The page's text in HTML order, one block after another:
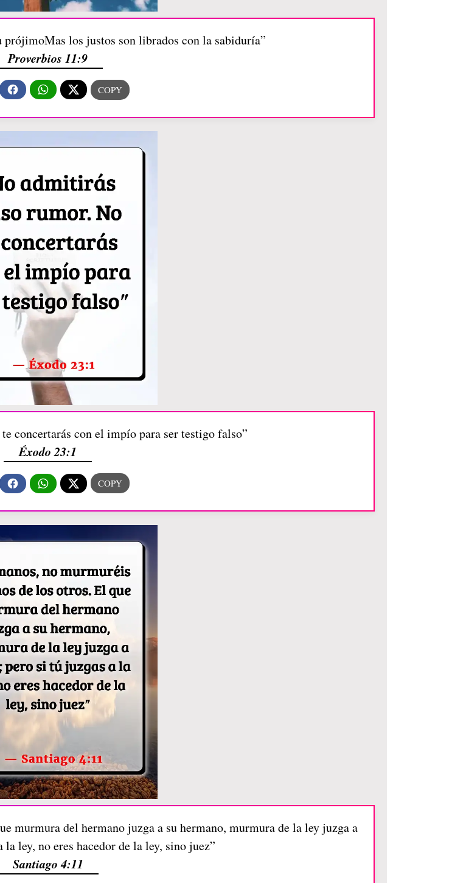
prójimoMas los justos son librados con la sabiduría”
Proverbios 11:9
concertarás con el impío para ser testigo falso”
Éxodo 23:1
murmura del hermano juzga a su hermano, murmura de la ley juzga a
ley, no eres hacedor de la ley, sino juez”
Santiago 4:11